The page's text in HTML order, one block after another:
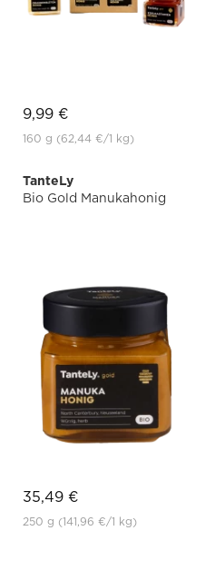
9,99 €
160 g (62,44 €/1 kg)
TanteLy
Bio Gold Manukahonig
35,49 €
250 g (141,96 €/1 kg)